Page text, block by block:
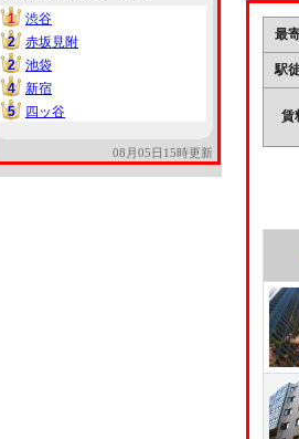
1
1
渋谷
2
2
赤坂見附
2
2
池袋
4
4
新宿
5
5 四ッ谷
08月05日15時更新
最
駅
賃